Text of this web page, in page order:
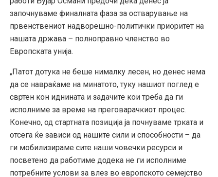
започнуваме финалната фаза за остварување на
првенствениот надворешно-политички приоритет на
нашата држава – полноправно членство во
Европската унија.
„Патот дотука не беше нималку лесен, но денес нема
да се навраќаме на минатото, туку нашиот поглед е
свртен кон иднината и задачите кои треба да ги
исполниме за време на преговарачкиот процес.
Конечно, од стартната позиција ја почнуваме трката и
отсега ќе зависи од нашите сили и способности – да
ги мобилизираме сите наши човечки ресурси и
посветено да работиме додека не ги исполниме
потребните услови за влез во европското семејство